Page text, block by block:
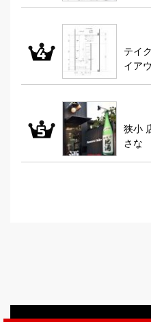
テイ
イア
狭小
さな